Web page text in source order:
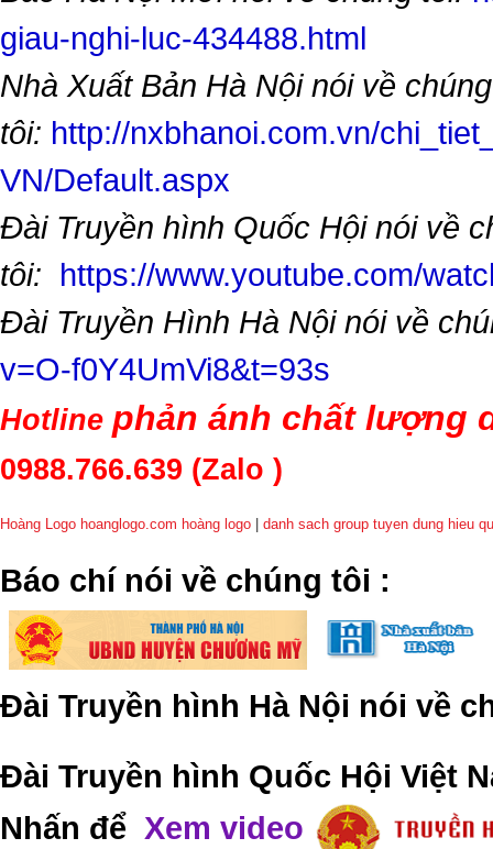
giau-nghi-luc-434488.html
Nhà Xuất Bản Hà Nội nói về chúng
tôi: http://nxbhanoi.com.vn/
VN/Default.aspx
Đài Truyền hình Quốc Hội nói về
tôi: https://www.youtube.com/
Đài Truyền Hình Hà Nội nói về
v=O-f0Y4UmVi8&t=93s
Hotline phản ánh chất lượng
0988.766.639 (Zalo )
Hoàng Logo hoanglogo.com hoàng logo danh sach group tuyen dung hieu
​Báo chí nói về chúng tôi :
Đài Truyền hình Hà Nội nói về
Đài Truyền hình Quốc Hội Việt
Nhấn để Xem video